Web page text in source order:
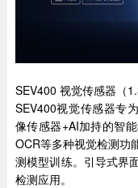
SEV400 视觉传感器（
SEV400视觉传感器专
像传感器+AI加持的智
OCR等多种视觉检测功
测模型训练。引导式界
检测应用。